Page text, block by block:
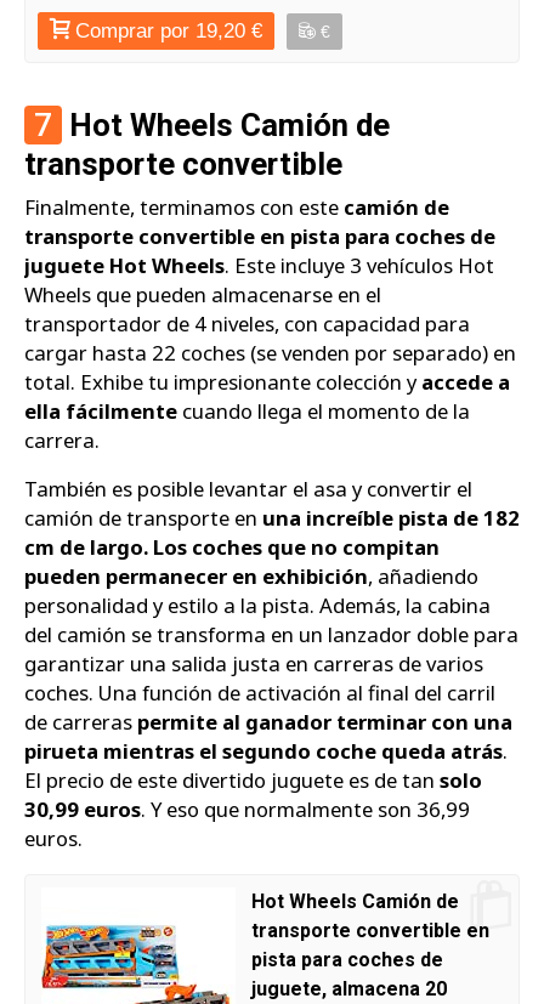
Comprar por 19,20 € €
7 Hot Wheels Camión de
transporte convertible
Finalmente, terminamos con este camión de
transporte convertible en pista para coches de
juguete Hot Wheels. Este incluye 3 vehículos Hot
Wheels que pueden almacenarse en el
transportador de 4 niveles, con capacidad para
cargar hasta 22 coches (se venden por separado) en
total. Exhibe tu impresionante colección yaccede a
ella fácilmente cuando llega el momento de la
carrera.
También es posible levantar el asa y convertir el
camión de transporte en una increíble pista de 182
cm de largo. Los coches que no compitan
pueden permanecer en exhibición, añadiendo
personalidad y estilo a la pista. Además, la cabina
del camión se transforma en un lanzador doble para
garantizar una salida justa en carreras de varios
coches. Una función de activación al final del carril
de carreras permite al ganador terminar con una
pirueta mientras el segundo coche queda atrás.
El precio de este divertido juguete es de tan solo
30,99 euros. Y eso que normalmente son 36,99
euros.
Hot Wheels Camión de
transporte convertible en
pista para coches de
juguete, almacena 20